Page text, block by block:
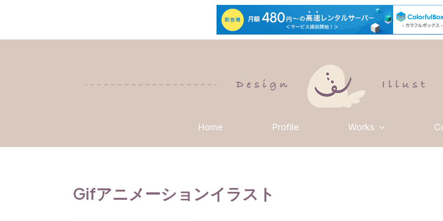
を
Home Profile Works
Gifアニメーションイラスト